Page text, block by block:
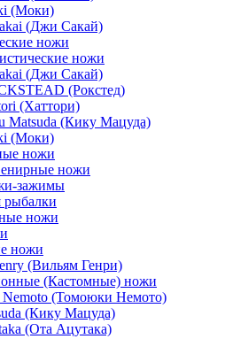
(Моки)
(Джи Сакай)
ножи
ножи
(Джи Сакай)
(Рокстед)
(Хаттори)
Matsuda (Кику Мацуда)
(Моки)
ножи
ножи
зажимы
ножи
ножи
(Вильям Генри)
(Кастомные) ножи
Nemoto (Томоюки Немото)
(Кику Мацуда)
(Ота Ацутака)